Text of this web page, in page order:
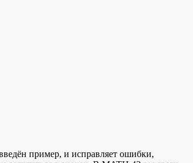
пример, и исправляет ошибки,